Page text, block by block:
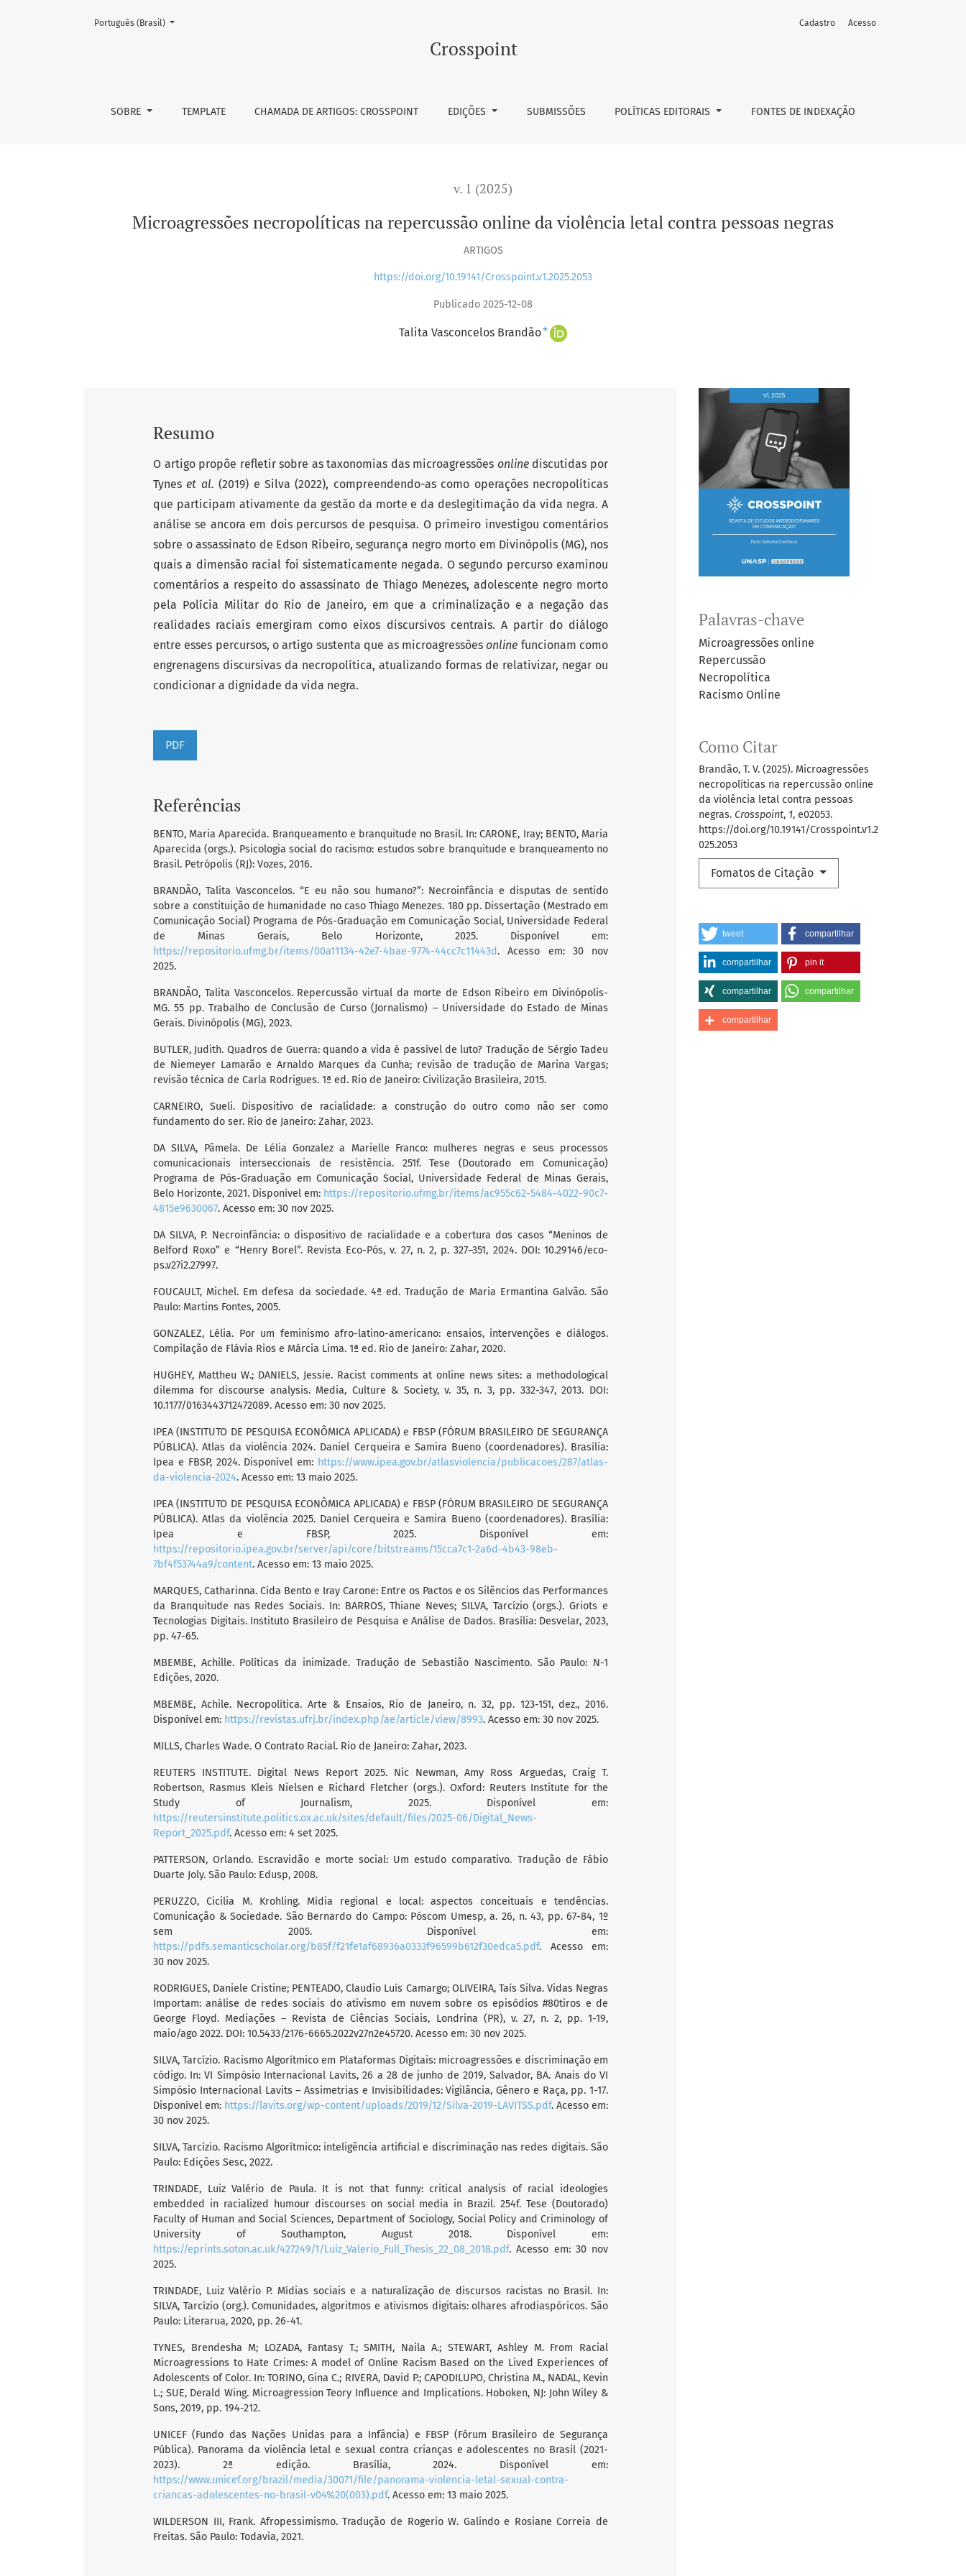
Microagressões necropolíticas na repercussão online da violência letal contra pessoas negras
Crosspoint
SOBRE TEMPLATE CHAMADA DE ARTIGOS: CROSSPOINT EDIÇÕES SUBMISSÕES POLÍTICAS EDITORAIS FONTES DE INDEXAÇÃO
Cadastro Acesso
Mudar o idioma. O atual é:
Português (Brasil)
v. 1 (2025)
Microagressões necropolíticas na repercussão online da violência letal contra pessoas negras
ARTIGOS
https://doi.org/10.19141/Crosspoint.v1.2025.2053
Publicado 2025-12-08
Talita Vasconcelos Brandão+
Palavras-chave
Microagressões online
Repercussão
Necropolítica
Racismo Online
Como Citar
Brandão, T. V. (2025). Microagressões
necropolíticas na repercussão online
da violência letal contra pessoas
negras. Crosspoint, 1, e02053.
https://doi.org/10.19141/Crosspoint.v1.2
025.2053
Fomatos de Citação
tweet compartilhar
compartilhar pin it
compartilhar compartilhar
compartilhar
Resumo
O artigo propõe refletir sobre as taxonomias das microagressões onlinediscutidas por
Tyneset al. (2019) e Silva (2022), compreendendo-as como operações necropolíticas
que participam ativamente da gestão da morte e da deslegitimação da vida negra. A
análise se ancora em dois percursos de pesquisa. O primeiro investigou comentários
sobre o assassinato de Edson Ribeiro, segurança negro morto em Divinópolis (MG), nos
quais a dimensão racial foi sistematicamente negada. O segundo percurso examinou
comentários a respeito do assassinato de Thiago Menezes, adolescente negro morto
pela Polícia Militar do Rio de Janeiro, em que a criminalização e a negação das
realidades raciais emergiram como eixos discursivos centrais. A partir do diálogo
entre esses percursos, o artigo sustenta que as microagressõesonline funcionam como
engrenagens discursivas da necropolítica, atualizando formas de relativizar, negar ou
condicionar a dignidade da vida negra.
PDF
Referências
BENTO, Maria Aparecida. Branqueamento e branquitude no Brasil. In: CARONE, Iray; BENTO, Maria
Aparecida (orgs.). Psicologia social do racismo: estudos sobre branquitude e branqueamento no
Brasil. Petrópolis (RJ): Vozes, 2016.
BRANDÃO, Talita Vasconcelos. “E eu não sou humano?”: Necroinfância e disputas de sentido
sobre a constituição de humanidade no caso Thiago Menezes. 180 pp. Dissertação (Mestrado em
Comunicação Social) Programa de Pós-Graduação em Comunicação Social, Universidade Federal
de Minas Gerais, Belo Horizonte, 2025. Disponível em:
https://repositorio.ufmg.br/items/00a11134-42e7-4bae-9774-44cc7c11443d. Acesso em: 30 nov
2025.
BRANDÃO, Talita Vasconcelos. Repercussão virtual da morte de Edson Ribeiro em Divinópolis-
MG. 55 pp. Trabalho de Conclusão de Curso (Jornalismo) – Universidade do Estado de Minas
Gerais. Divinópolis (MG), 2023.
BUTLER, Judith. Quadros de Guerra: quando a vida é passível de luto? Tradução de Sérgio Tadeu
de Niemeyer Lamarão e Arnaldo Marques da Cunha; revisão de tradução de Marina Vargas;
revisão técnica de Carla Rodrigues. 1ª ed. Rio de Janeiro: Civilização Brasileira, 2015.
CARNEIRO, Sueli. Dispositivo de racialidade: a construção do outro como não ser como
fundamento do ser. Rio de Janeiro: Zahar, 2023.
DA SILVA, Pâmela. De Lélia Gonzalez a Marielle Franco: mulheres negras e seus processos
comunicacionais interseccionais de resistência. 251f. Tese (Doutorado em Comunicação)
Programa de Pós-Graduação em Comunicação Social, Universidade Federal de Minas Gerais,
Belo Horizonte, 2021. Disponível em: https://repositorio.ufmg.br/items/ac955c62-5484-4022-90c7-
4815e9630067. Acesso em: 30 nov 2025.
DA SILVA, P. Necroinfância: o dispositivo de racialidade e a cobertura dos casos “Meninos de
Belford Roxo” e “Henry Borel”. Revista Eco-Pós, v. 27, n. 2, p. 327–351, 2024. DOI: 10.29146/eco-
ps.v27i2.27997.
FOUCAULT, Michel. Em defesa da sociedade. 4ª ed. Tradução de Maria Ermantina Galvão. São
Paulo: Martins Fontes, 2005.
GONZALEZ, Lélia. Por um feminismo afro-latino-americano: ensaios, intervenções e diálogos.
Compilação de Flávia Rios e Márcia Lima. 1ª ed. Rio de Janeiro: Zahar, 2020.
HUGHEY, Mattheu W.; DANIELS, Jessie. Racist comments at online news sites: a methodological
dilemma for discourse analysis. Media, Culture & Society, v. 35, n. 3, pp. 332-347, 2013. DOI:
10.1177/0163443712472089. Acesso em: 30 nov 2025.
IPEA (INSTITUTO DE PESQUISA ECONÔMICA APLICADA) e FBSP (FÓRUM BRASILEIRO DE SEGURANÇA
PÚBLICA). Atlas da violência 2024. Daniel Cerqueira e Samira Bueno (coordenadores). Brasília:
Ipea e FBSP, 2024. Disponível em: https://www.ipea.gov.br/atlasviolencia/publicacoes/287/atlas-
da-violencia-2024. Acesso em: 13 maio 2025.
IPEA (INSTITUTO DE PESQUISA ECONÔMICA APLICADA) e FBSP (FÓRUM BRASILEIRO DE SEGURANÇA
PÚBLICA). Atlas da violência 2025. Daniel Cerqueira e Samira Bueno (coordenadores). Brasília:
Ipea e FBSP, 2025. Disponível em:
https://repositorio.ipea.gov.br/server/api/core/bitstreams/15cca7c1-2a6d-4b43-98eb-
7bf4f53744a9/content. Acesso em: 13 maio 2025.
MARQUES, Catharinna. Cida Bento e Iray Carone: Entre os Pactos e os Silêncios das Performances
da Branquitude nas Redes Sociais. In: BARROS, Thiane Neves; SILVA, Tarcízio (orgs.). Griots e
Tecnologias Digitais. Instituto Brasileiro de Pesquisa e Análise de Dados. Brasília: Desvelar, 2023,
pp. 47-65.
MBEMBE, Achille. Políticas da inimizade. Tradução de Sebastião Nascimento. São Paulo: N-1
Edições, 2020.
MBEMBE, Achile. Necropolítica. Arte & Ensaios, Rio de Janeiro, n. 32, pp. 123-151, dez., 2016.
Disponível em: https://revistas.ufrj.br/index.php/ae/article/view/8993. Acesso em: 30 nov 2025.
MILLS, Charles Wade. O Contrato Racial. Rio de Janeiro: Zahar, 2023.
REUTERS INSTITUTE. Digital News Report 2025. Nic Newman, Amy Ross Arguedas, Craig T.
Robertson, Rasmus Kleis Nielsen e Richard Fletcher (orgs.). Oxford: Reuters Institute for the
Study of Journalism, 2025. Disponível em:
https://reutersinstitute.politics.ox.ac.uk/sites/default/files/2025-06/Digital_News-
Report_2025.pdf. Acesso em: 4 set 2025.
PATTERSON, Orlando. Escravidão e morte social: Um estudo comparativo. Tradução de Fábio
Duarte Joly. São Paulo: Edusp, 2008.
PERUZZO, Cicilia M. Krohling. Mídia regional e local: aspectos conceituais e tendências.
Comunicação & Sociedade. São Bernardo do Campo: Póscom Umesp, a. 26, n. 43, pp. 67-84, 1º
sem 2005. Disponível em:
https://pdfs.semanticscholar.org/b85f/f21fe1af68936a0333f96599b612f30edca5.pdf. Acesso em:
30 nov 2025.
RODRIGUES, Daniele Cristine; PENTEADO, Claudio Luís Camargo; OLIVEIRA, Taís Silva. Vidas Negras
Importam: análise de redes sociais do ativismo em nuvem sobre os episódios #80tiros e de
George Floyd. Mediações – Revista de Ciências Sociais, Londrina (PR), v. 27, n. 2, pp. 1-19,
maio/ago 2022. DOI: 10.5433/2176-6665.2022v27n2e45720. Acesso em: 30 nov 2025.
SILVA, Tarcízio. Racismo Algorítmico em Plataformas Digitais: microagressões e discriminação em
código. In: VI Simpósio Internacional Lavits, 26 a 28 de junho de 2019, Salvador, BA. Anais do VI
Simpósio Internacional Lavits – Assimetrias e Invisibilidades: Vigilância, Gênero e Raça, pp. 1-17.
Disponível em: https://lavits.org/wp-content/uploads/2019/12/Silva-2019-LAVITSS.pdf. Acesso em:
30 nov 2025.
SILVA, Tarcízio. Racismo Algorítmico: inteligência artificial e discriminação nas redes digitais. São
Paulo: Edições Sesc, 2022.
TRINDADE, Luiz Valério de Paula. It is not that funny: critical analysis of racial ideologies
embedded in racialized humour discourses on social media in Brazil. 254f. Tese (Doutorado)
Faculty of Human and Social Sciences, Department of Sociology, Social Policy and Criminology of
University of Southampton, August 2018. Disponível em:
https://eprints.soton.ac.uk/427249/1/Luiz_Valerio_Full_Thesis_22_08_2018.pdf. Acesso em: 30 nov
2025.
TRINDADE, Luiz Valério P. Mídias sociais e a naturalização de discursos racistas no Brasil. In:
SILVA, Tarcízio (org.). Comunidades, algoritmos e ativismos digitais: olhares afrodiaspóricos. São
Paulo: Literarua, 2020, pp. 26-41.
TYNES, Brendesha M; LOZADA, Fantasy T.; SMITH, Naila A.; STEWART, Ashley M. From Racial
Microagressions to Hate Crimes: A model of Online Racism Based on the Lived Experiences of
Adolescents of Color. In: TORINO, Gina C.; RIVERA, David P.; CAPODILUPO, Christina M., NADAL, Kevin
L.; SUE, Derald Wing. Microagression Teory Influence and Implications. Hoboken, NJ: John Wiley &
Sons, 2019, pp. 194-212.
UNICEF (Fundo das Nações Unidas para a Infância) e FBSP (Fórum Brasileiro de Segurança
Pública). Panorama da violência letal e sexual contra crianças e adolescentes no Brasil (2021-
2023). 2ª edição. Brasília, 2024. Disponível em:
https://www.unicef.org/brazil/media/30071/file/panorama-violencia-letal-sexual-contra-
criancas-adolescentes-no-brasil-v04%20(003).pdf. Acesso em: 13 maio 2025.
WILDERSON III, Frank. Afropessimismo. Tradução de Rogerio W. Galindo e Rosiane Correia de
Freitas. São Paulo: Todavia, 2021.